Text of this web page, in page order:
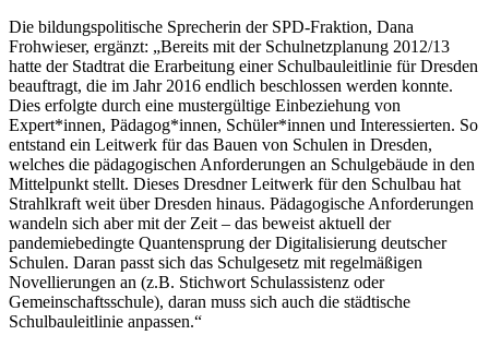
Die bildungspolitische Sprecherin der SPD-Fraktion, Dana
Frohwieser, ergänzt: „Bereits mit der Schulnetzplanung 2012/13
hatte der Stadtrat die Erarbeitung einer Schulbauleitlinie für Dresden
beauftragt, die im Jahr 2016 endlich beschlossen werden konnte.
Dies erfolgte durch eine mustergültige Einbeziehung von
Expert*innen, Pädagog*innen, Schüler*innen und Interessierten. So
entstand ein Leitwerk für das Bauen von Schulen in Dresden,
welches die pädagogischen Anforderungen an Schulgebäude in den
Mittelpunkt stellt. Dieses Dresdner Leitwerk für den Schulbau hat
Strahlkraft weit über Dresden hinaus. Pädagogische Anforderungen
wandeln sich aber mit der Zeit – das beweist aktuell der
pandemiebedingte Quantensprung der Digitalisierung deutscher
Schulen. Daran passt sich das Schulgesetz mit regelmäßigen
Novellierungen an (z.B. Stichwort Schulassistenz oder
Gemeinschaftsschule), daran muss sich auch die städtische
Schulbauleitlinie anpassen.“